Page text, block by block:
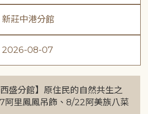
新莊中港分館
2026-08-07
西盛分館】原住民的自然共生之
阿里鳳鳳吊飾、8/22阿美族八菜